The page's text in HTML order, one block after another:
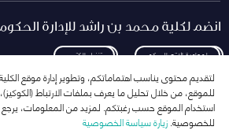
انضم لكلية محمد بن راشد للإدارة
لمعاودة الاتصال بكم تنزيل الكتيب
انضم إلى قائمة مراسلاتنا
لتقديم محتوى يناسب اهتماماتكم، وتطوير إدارة موقع
للموقع، من خلال تحليل ما يعرف بملفات الارتباط
استخدام الموقع حسب رغبتكم. لمزيد من المعلومات، يرجع
للخصوصية.زيارة سياسة الخصوصية